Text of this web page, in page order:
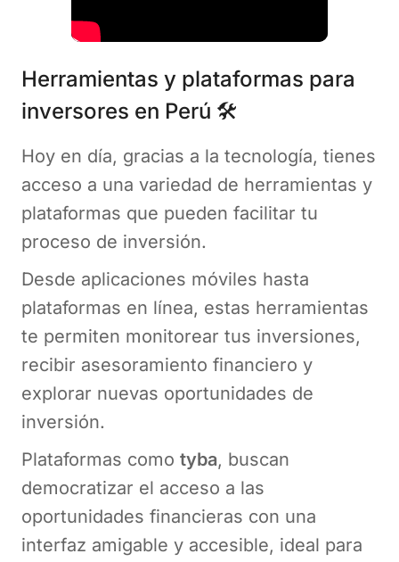
Herramientas y plataformas para
inversores en Perú 🛠️
Hoy en día, gracias a la tecnología, tienes
acceso a una variedad de herramientas y
plataformas que pueden facilitar tu
proceso de inversión.
Desde aplicaciones móviles hasta
plataformas en línea, estas herramientas
te permiten monitorear tus inversiones,
recibir asesoramiento financiero y
explorar nuevas oportunidades de
inversión.
Plataformas como tyba, buscan
democratizar el acceso a las
oportunidades financieras con una
interfaz amigable y accesible, ideal para